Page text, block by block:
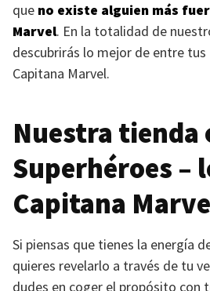
que no existe alguien más
Marvel. En la totalidad de
descubrirás lo mejor de entre tus
Capitana Marvel.
Nuestra tienda
Superhéroes –
Capitana
Si piensas que tienes la energía
quieres revelarlo a través de tu
dudes en coger el propósito con